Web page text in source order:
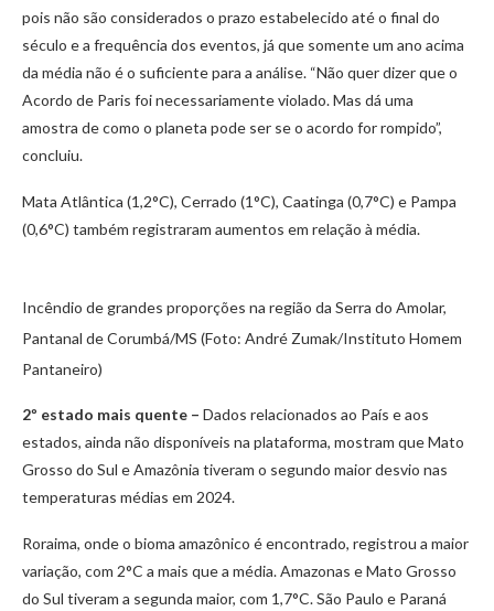
pois não são considerados o prazo estabelecido até o final do
século e a frequência dos eventos, já que somente um ano acima
da média não é o suficiente para a análise. “Não quer dizer que o
Acordo de Paris foi necessariamente violado. Mas dá uma
amostra de como o planeta pode ser se o acordo for rompido”,
concluiu.
Mata Atlântica (1,2°C), Cerrado (1°C), Caatinga (0,7°C) e Pampa
(0,6°C) também registraram aumentos em relação à média.
Incêndio de grandes proporções na região da Serra do Amolar,
Pantanal de Corumbá/MS (Foto: André Zumak/Instituto Homem
Pantaneiro)
2º estado mais quente – Dados relacionados ao País e aos
estados, ainda não disponíveis na plataforma, mostram que Mato
Grosso do Sul e Amazônia tiveram o segundo maior desvio nas
temperaturas médias em 2024.
Roraima, onde o bioma amazônico é encontrado, registrou a maior
variação, com 2°C a mais que a média. Amazonas e Mato Grosso
do Sul tiveram a segunda maior, com 1,7°C. São Paulo e Paraná